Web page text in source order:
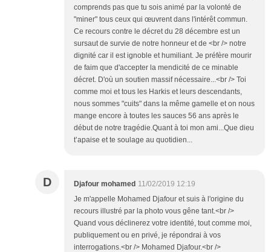
comprends pas que tu sois animé par la volonté de
"miner" tous ceux qui œuvrent dans l'intérêt commun.
Ce recours contre le décret du 28 décembre est un
sursaut de survie de notre honneur et de <br /> notre
dignité car il est ignoble et humiliant. Je préfère mourir
de faim que d'accepter la mendicité de ce minable
décret. D'où un soutien massif nécessaire...<br /> Toi
comme moi et tous les Harkis et leurs descendants,
nous sommes "cuits" dans la même gamelle et on nous
mange encore à toutes les sauces 56 ans après le
début de notre tragédie.Quant à toi mon ami...Que dieu
t’apaise et te soulage au quotidien...
D Djafour mohamed 11/02/2019 12:19
Je m'appelle Mohamed Djafour et suis à l'origine du
recours illustré par la photo vous gêne tant.<br />
Quand vous déclinerez votre identité, tout comme moi,
publiquement ou en privé, je répondrai à vos
interrogations.<br /> Mohamed Djafour.<br />